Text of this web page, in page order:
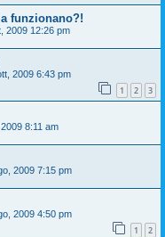
funzionano?!
2009 12:26 pm
2009 6:43 pm
1 2 3
8:11 am
2009 7:15 pm
2009 4:50 pm
1 2